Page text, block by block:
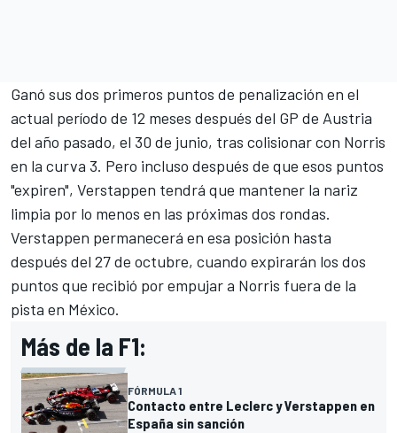
Ganó sus dos primeros puntos de penalización en el
actual período de 12 meses después del GP de Austria
del año pasado, el 30 de junio, tras colisionar con Norris
en la curva 3. Pero incluso después de que esos puntos
"expiren", Verstappen tendrá que mantener la nariz
limpia por lo menos en las próximas dos rondas.
Verstappen permanecerá en esa posición hasta
después del 27 de octubre, cuando expirarán los dos
puntos que recibió por empujar a Norris fuera de la
pista en México.
Más de la F1:
FÓRMULA 1
Contacto entre Leclerc y Verstappen en
España sin sanción